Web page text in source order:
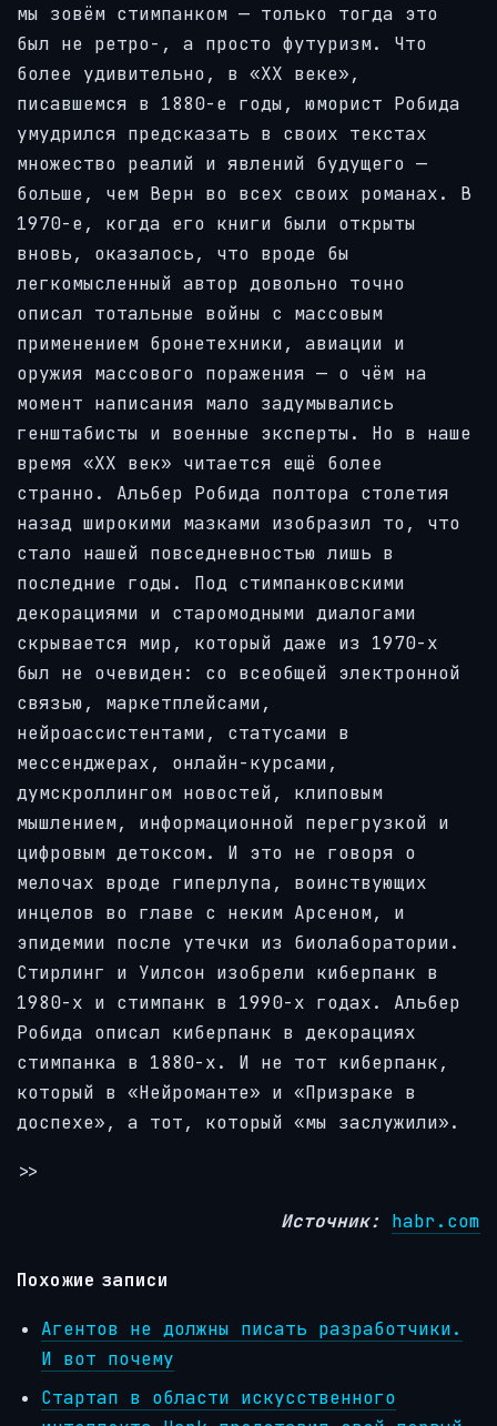
мы зовём стимпанком — только тогда это
был не ретро-, а просто футуризм. Что
более удивительно, в «XX веке»,
писавшемся в 1880-е годы, юморист Робида
умудрился предсказать в своих текстах
множество реалий и явлений будущего —
больше, чем Верн во всех своих романах. В
1970-е, когда его книги были открыты
вновь, оказалось, что вроде бы
легкомысленный автор довольно точно
описал тотальные войны с массовым
применением бронетехники, авиации и
оружия массового поражения — о чём на
момент написания мало задумывались
генштабисты и военные эксперты. Но в наше
время «XX век» читается ещё более
странно. Альбер Робида полтора столетия
назад широкими мазками изобразил то, что
стало нашей повседневностью лишь в
последние годы. Под стимпанковскими
декорациями и старомодными диалогами
скрывается мир, который даже из 1970-х
был не очевиден: со всеобщей электронной
связью, маркетплейсами,
нейроассистентами, статусами в
мессенджерах, онлайн-курсами,
думскроллингом новостей, клиповым
мышлением, информационной перегрузкой и
цифровым детоксом. И это не говоря о
мелочах вроде гиперлупа, воинствующих
инцелов во главе с неким Арсеном, и
эпидемии после утечки из биолаборатории.
Стирлинг и Уилсон изобрели киберпанк в
1980-х и стимпанк в 1990-х годах. Альбер
Робида описал киберпанк в декорациях
стимпанка в 1880-х. И не тот киберпанк,
который в «Нейроманте» и «Призраке в
доспехе», а тот, который «мы заслужили».
>>
Источник: habr.com
Похожие записи
Агентов не должны писать разработчики.
И вот почему
Стартап в области искусственного